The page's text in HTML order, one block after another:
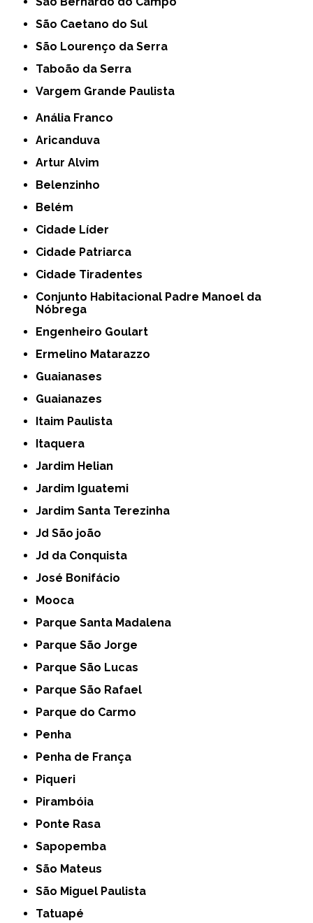
São Caetano do Sul
São Lourenço da Serra
Taboão da Serra
Vargem Grande Paulista
Anália Franco
Aricanduva
Artur Alvim
Belenzinho
Belém
Cidade Líder
Cidade Patriarca
Cidade Tiradentes
Conjunto Habitacional Padre Manoel da
Nóbrega
Engenheiro Goulart
Ermelino Matarazzo
Guaianases
Guaianazes
Itaim Paulista
Itaquera
Jardim Helian
Jardim Iguatemi
Jardim Santa Terezinha
Jd São joão
Jd da Conquista
José Bonifácio
Mooca
Parque Santa Madalena
Parque São Jorge
Parque São Lucas
Parque São Rafael
Parque do Carmo
Penha
Penha de França
Piqueri
Pirambóia
Ponte Rasa
Sapopemba
São Mateus
São Miguel Paulista
Tatuapé